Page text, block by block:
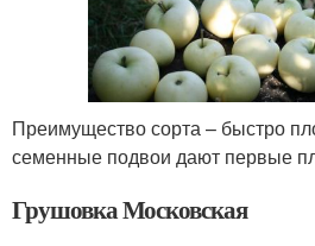
Преимущество сорта – быстро
семенные подвои дают первые
Грушовка Московская